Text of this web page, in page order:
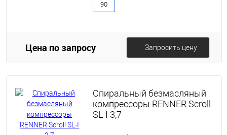
90
Цена по запросу Запросить цену
Спиральный безмасляный
компрессоры RENNER Scroll
SL-I 3,7